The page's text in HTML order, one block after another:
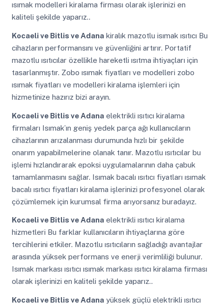
ısımak modelleri kiralama firması olarak işlerinizi en
kaliteli şekilde yaparız..
Kocaeli ve Bitlis ve Adanakiralık mazotlu isımak ısıtıcı Bu
cihazların performansını ve güvenliğini artırır. Portatif
mazotlu ısıtıcılar özellikle hareketli ısıtma ihtiyaçları için
tasarlanmıştır. Zobo ısımak fiyatları ve modelleri zobo
ısımak fiyatları ve modelleri kiralama işlemleri için
hizmetinize hazırız bizi arayın.
Kocaeli ve Bitlis ve Adanaelektrikli ısıtıcı kiralama
firmaları Isımak’ın geniş yedek parça ağı kullanıcıların
cihazlarının arızalanması durumunda hızlı bir şekilde
onarım yapabilmelerine olanak tanır. Mazotlu ısıtıcılar bu
işlemi hızlandırarak epoksi uygulamalarının daha çabuk
tamamlanmasını sağlar. Isımak bacalı ısıtıcı fiyatları ısımak
bacalı ısıtıcı fiyatları kiralama işlerinizi profesyonel olarak
çözümlemek için kurumsal firma arıyorsanız buradayız.
Kocaeli ve Bitlis ve Adanaelektrikli ısıtıcı kiralama
hizmetleri Bu farklar kullanıcıların ihtiyaçlarına göre
tercihlerini etkiler. Mazotlu ısıtıcıların sağladığı avantajlar
arasında yüksek performans ve enerji verimliliği bulunur.
Isımak markası ısıtıcı ısımak markası ısıtıcı kiralama firması
olarak işlerinizi en kaliteli şekilde yaparız..
Kocaeli ve Bitlis ve Adanayüksek güçlü elektrikli ısıtıcı